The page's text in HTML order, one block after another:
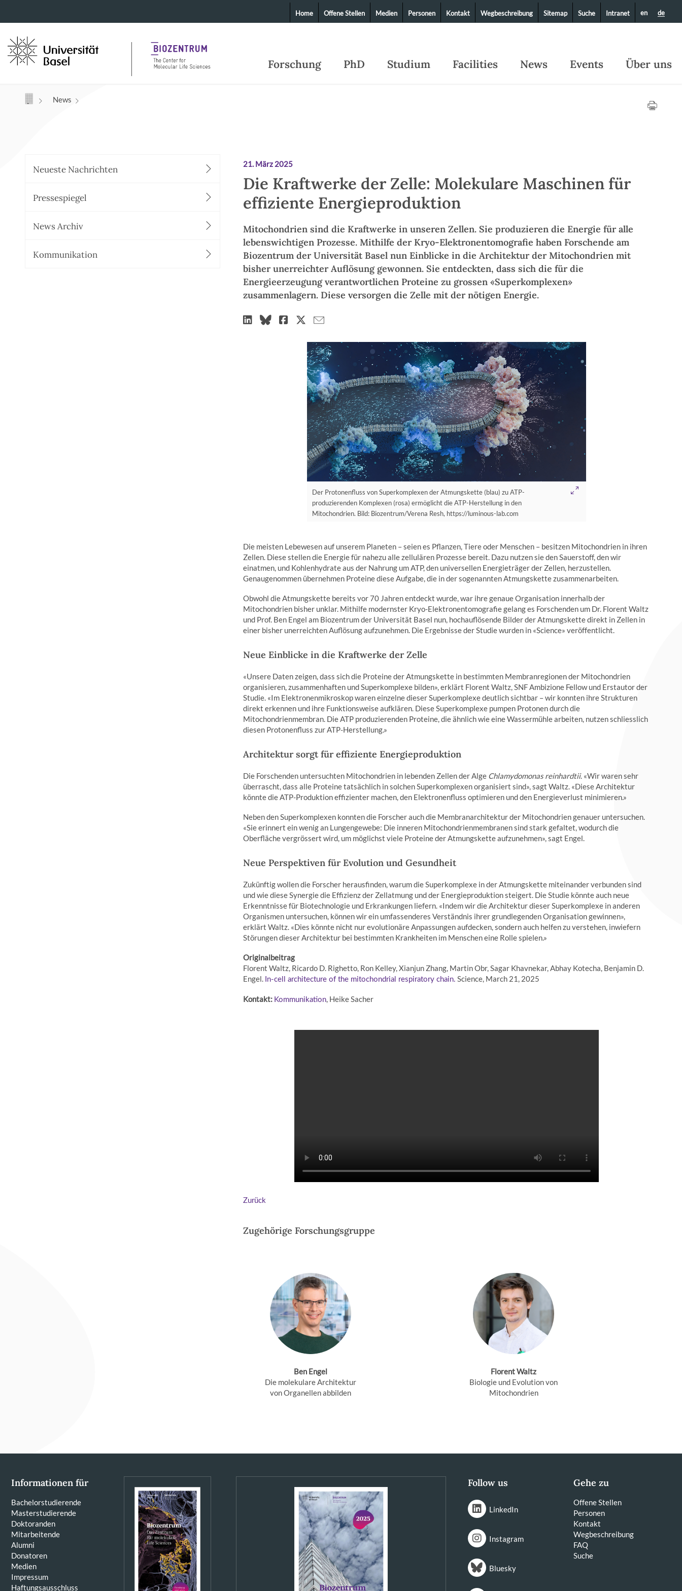
Navigation mit Access Keys Forschung PhD Studium Facilities News Events Über uns
en de
Home Offene Stellen Medien Personen Kontakt Wegbeschreibung Sitemap Suche Intranet
News
Neueste Nachrichten
Pressespiegel
News Archiv
Kommunikation
21. März 2025
Die Kraftwerke der Zelle: Molekulare Maschinen für
effiziente Energieproduktion
Mitochondrien sind die Kraftwerke in unseren Zellen. Sie produzieren die Energie für alle
lebenswichtigen Prozesse. Mithilfe der Kryo-Elektronentomografie haben Forschende am
Biozentrum der Universität Basel nun Einblicke in die Architektur der Mitochondrien mit
bisher unerreichter Auflösung gewonnen. Sie entdeckten, dass sich die für die
Energieerzeugung verantwortlichen Proteine zu grossen «Superkomplexen»
zusammenlagern. Diese versorgen die Zelle mit der nötigen Energie.
Der Protonenfluss von Superkomplexen der Atmungskette (blau) zu ATP-
produzierenden Komplexen (rosa) ermöglicht die ATP-Herstellung in den
Mitochondrien. Bild: Biozentrum/Verena Resh, https://luminous-lab.com
Die meisten Lebewesen auf unserem Planeten – seien es Pflanzen, Tiere oder Menschen – besitzen Mitochondrien in ihren
Zellen. Diese stellen die Energie für nahezu alle zellulären Prozesse bereit. Dazu nutzen sie den Sauerstoff, den wir
einatmen, und Kohlenhydrate aus der Nahrung um ATP, den universellen Energieträger der Zellen, herzustellen.
Genaugenommen übernehmen Proteine diese Aufgabe, die in der sogenannten Atmungskette zusammenarbeiten.
Obwohl die Atmungskette bereits vor 70 Jahren entdeckt wurde, war ihre genaue Organisation innerhalb der
Mitochondrien bisher unklar. Mithilfe modernster Kryo-Elektronentomografie gelang es Forschenden um Dr. Florent Waltz
und Prof. Ben Engel am Biozentrum der Universität Basel nun, hochauflösende Bilder der Atmungskette direkt in Zellen in
einer bisher unerreichten Auflösung aufzunehmen. Die Ergebnisse der Studie wurden in «Science» veröffentlicht.
Neue Einblicke in die Kraftwerke der Zelle
«Unsere Daten zeigen, dass sich die Proteine ​​der Atmungskette in bestimmten Membranregionen der Mitochondrien
organisieren, zusammenhaften und Superkomplexe bilden», erklärt Florent Waltz, SNF Ambizione Fellow und Erstautor der
Studie. «Im Elektronenmikroskop waren einzelne dieser Superkomplexe deutlich sichtbar – wir konnten ihre Strukturen
direkt erkennen und ihre Funktionsweise aufklären. Diese Superkomplexe pumpen Protonen durch die
Mitochondrienmembran. Die ATP produzierenden Proteine, die ähnlich wie eine Wassermühle arbeiten, nutzen schliesslich
diesen Protonenfluss zur ATP-Herstellung.»
Architektur sorgt für effiziente Energieproduktion
Die Forschenden untersuchten Mitochondrien in lebenden Zellen der Alge Chlamydomonas reinhardtii. «Wir waren sehr
überrascht, dass alle Proteine ​​tatsächlich in solchen Superkomplexen organisiert sind», sagt Waltz. «Diese Architektur
könnte die ATP-Produktion effizienter machen, den Elektronenfluss optimieren und den Energieverlust minimieren.»
Neben den Superkomplexen konnten die Forscher auch die Membranarchitektur der Mitochondrien genauer untersuchen.
«Sie erinnert ein wenig an Lungengewebe: Die inneren Mitochondrienmembranen sind stark gefaltet, wodurch die
Oberfläche vergrössert wird, um möglichst viele Proteine der Atmungskette aufzunehmen», sagt Engel.
Neue Perspektiven für Evolution und Gesundheit
Zukünftig wollen die Forscher herausfinden, warum die Superkomplexe in der Atmungskette miteinander verbunden sind
und wie diese Synergie die Effizienz der Zellatmung und der Energieproduktion steigert. Die Studie könnte auch neue
Erkenntnisse für Biotechnologie und Erkrankungen liefern. «Indem wir die Architektur dieser Superkomplexe in anderen
Organismen untersuchen, können wir ein umfassenderes Verständnis ihrer grundlegenden Organisation gewinnen»,
erklärt Waltz. «Dies könnte nicht nur evolutionäre Anpassungen aufdecken, sondern auch helfen zu verstehen, inwiefern
Störungen dieser Architektur bei bestimmten Krankheiten im Menschen eine Rolle spielen.»
Originalbeitrag
Florent Waltz, Ricardo D. Righetto, Ron Kelley, Xianjun Zhang, Martin Obr, Sagar Khavnekar, Abhay Kotecha, Benjamin D.
Engel. In-cell architecture of the mitochondrial respiratory chain. Science, March 21, 2025
Kontakt: Kommunikation, Heike Sacher
Zurück
Zugehörige Forschungsgruppe
Ben Engel
Die molekulare Architektur
von Organellen abbilden
Florent Waltz
Biologie und Evolution von
Mitochondrien
Informationen für
Bachelorstudierende
Masterstudierende
Doktoranden
Mitarbeitende
Alumni
Donatoren
Medien
Impressum
Haftungsausschluss
Follow us
LinkedIn
Instagram
Bluesky
Gehe zu
Offene Stellen
Personen
Kontakt
Wegbeschreibung
FAQ
Suche